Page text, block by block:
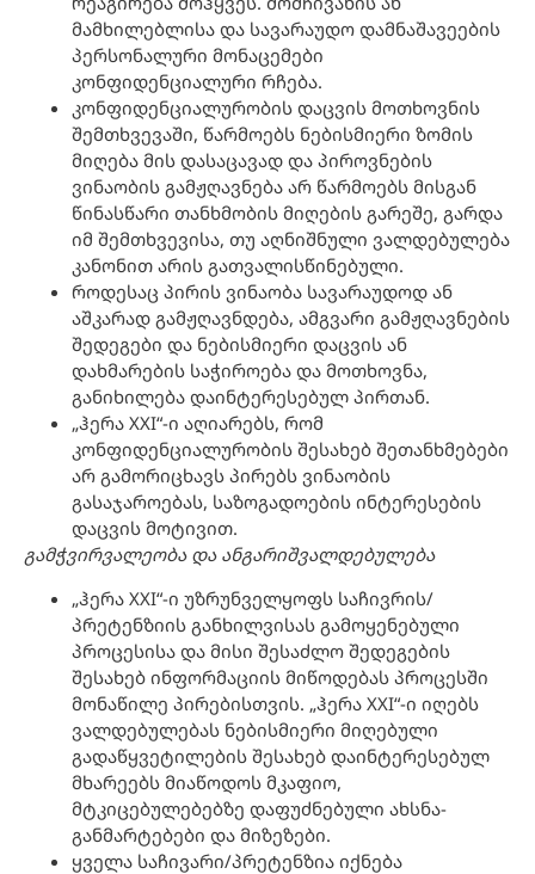
მამხილებლისა და სავარაუდო დამნაშავეების
პერსონალური მონაცემები
კონფიდენციალური რჩება.
კონფიდენციალურობის დაცვის მოთხოვნის
შემთხვევაში, წარმოებს ნებისმიერი ზომის
მიღება მის დასაცავად და პიროვნების
ვინაობის გამჟღავნება არ წარმოებს მისგან
წინასწარი თანხმობის მიღების გარეშე, გარდა
იმ შემთხვევისა, თუ აღნიშნული ვალდებულება
კანონით არის გათვალისწინებული.
როდესაც პირის ვინაობა სავარაუდოდ ან
აშკარად გამჟღავნდება, ამგვარი გამჟღავნების
შედეგები და ნებისმიერი დაცვის ან
დახმარების საჭიროება და მოთხოვნა,
განიხილება დაინტერესებულ პირთან.
„ჰერა XXI“-ი აღიარებს, რომ
კონფიდენციალურობის შესახებ შეთანხმებები
არ გამორიცხავს პირებს ვინაობის
გასაჯაროებას, საზოგადოების ინტერესების
დაცვის მოტივით.
გამჭვირვალეობა და ანგარიშვალდებულება
„ჰერა XXI“-ი უზრუნველყოფს საჩივრის/
პრეტენზიის განხილვისას გამოყენებული
პროცესისა და მისი შესაძლო შედეგების
შესახებ ინფორმაციის მიწოდებას პროცესში
მონაწილე პირებისთვის. „ჰერა XXI“-ი იღებს
ვალდებულებას ნებისმიერი მიღებული
გადაწყვეტილების შესახებ დაინტერესებულ
მხარეებს მიაწოდოს მკაფიო,
მტკიცებულებებზე დაფუძნებული ახსნა-
განმარტებები და მიზეზები.
ყველა საჩივარი/პრეტენზია იქნება